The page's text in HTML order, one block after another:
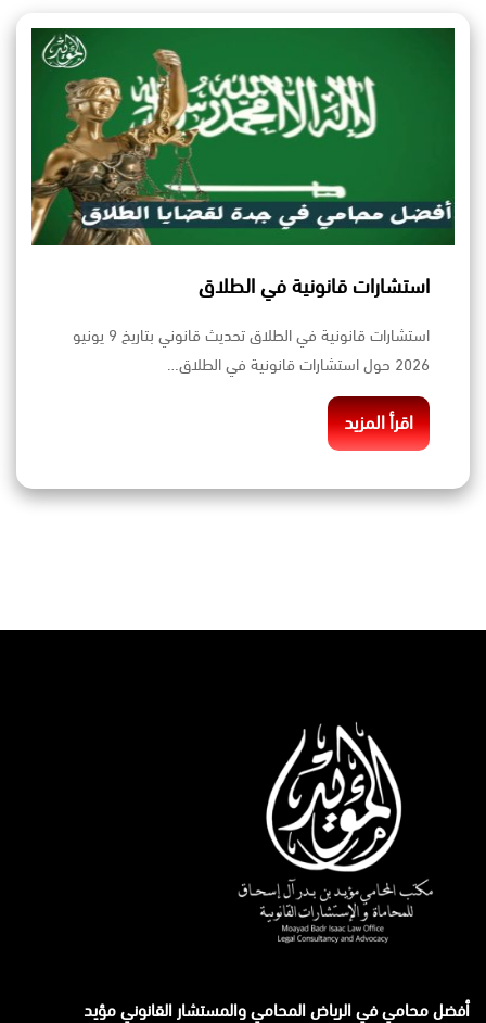
استشارات قانونية في الطلاق
استشارات قانونية في الطلاق تحديث قانوني بتاريخ 9 يونيو
2026 حول استشارات قانونية في الطلاق…
اقرأ المزيد
أفضل محامي في الرياض المحامي والمستشار القانونيمؤيد